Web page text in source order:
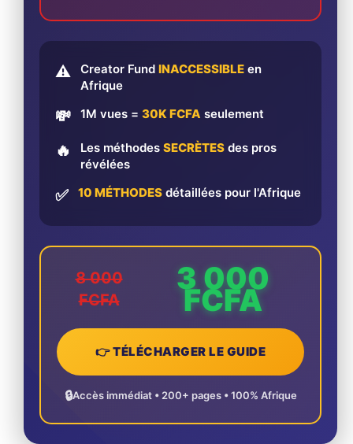
⚠️ Creator Fund INACCESSIBLE en
Afrique
💸 1M vues = 30K FCFA seulement
🔥 Les méthodes SECRÈTES des pros
révélées
✅ 10 MÉTHODES détaillées pour l'Afrique
8 000
FCFA
3 000
FCFA
👉 TÉLÉCHARGER LE GUIDE
🔒Accès immédiat • 200+ pages • 100% Afrique